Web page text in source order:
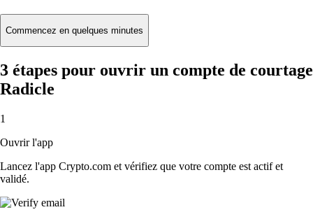
Commencez en quelques minutes
3 étapes pour ouvrir un compte de courtage
Radicle
1
Ouvrir l'app
Lancez l'app Crypto.com et vérifiez que votre compte est actif et
validé.